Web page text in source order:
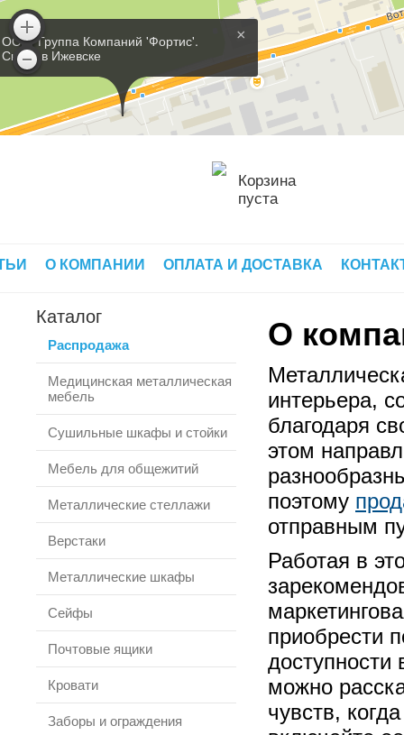
×
ООО 'Группа Компаний 'Фортис'.
Склад в Ижевске
Корзина
пуста
О КОМПАНИИ ОПЛАТА И ДОСТАВКА
Каталог
Распродажа
Медицинская металлическая
мебель
Сушильные шкафы и стойки
Мебель для общежитий
Металлические стеллажи
Верстаки
Металлические шкафы
Сейфы
Почтовые ящики
Кровати
Заборы и ограждения
О
интерьера,
благодаря
этом
поэтому
отправным
Работая в
приобрести
можно
чувств,